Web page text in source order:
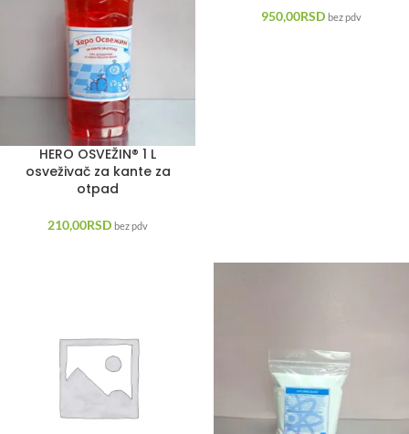
HERO OSVEŽIN® 1 L
osveživač za kante za
otpad
210,00RSD bez pdv
950,00RSD bez pdv